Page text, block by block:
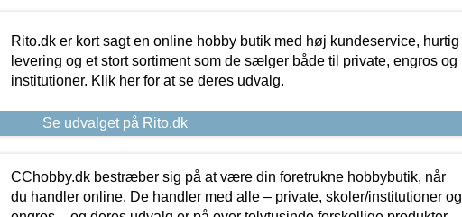
Rito.dk er kort sagt en online hobby butik med høj kundeservice, hurtig
levering og et stort sortiment som de sælger både til private, engros og
institutioner. Klik her for at se deres udvalg.
Se udvalget på Rito.dk
CChobby.dk bestræber sig på at være din foretrukne hobbybutik, når
du handler online. De handler med alle – private, skoler/institutioner og